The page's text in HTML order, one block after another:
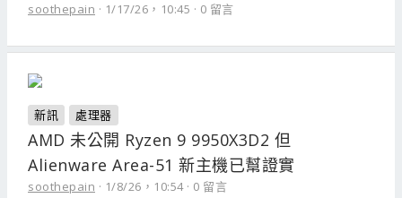
soothepain 1/17/26，10:45 0 留言
新訊 處理器
AMD 未公開 Ryzen 9 9950X3D2 但
Alienware Area-51 新主機已幫證實
soothepain 1/8/26，10:54 0 留言